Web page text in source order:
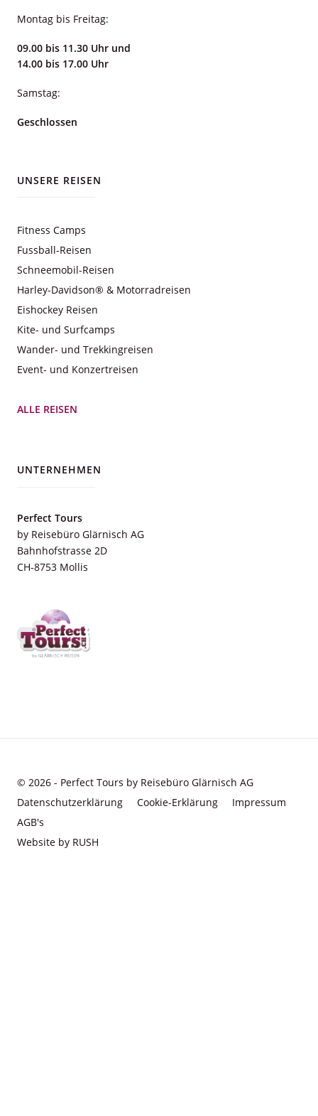
Montag bis Freitag:
09.00 bis 11.30 Uhr und
14.00 bis 17.00 Uhr
Samstag:
Geschlossen
UNSERE REISEN
Fitness Camps
Fussball-Reisen
Schneemobil-Reisen
Harley-Davidson® & Motorradreisen
Eishockey Reisen
Kite- und Surfcamps
Wander- und Trekkingreisen
Event- und Konzertreisen
ALLE REISEN
UNTERNEHMEN
Perfect Tours
by Reisebüro Glärnisch AG
Bahnhofstrasse 2D
CH-8753 Mollis
© 2026 - Perfect Tours by Reisebüro Glärnisch AG
Datenschutzerklärung
Cookie-Erklärung
Impressum
AGB's
Website by RUSH